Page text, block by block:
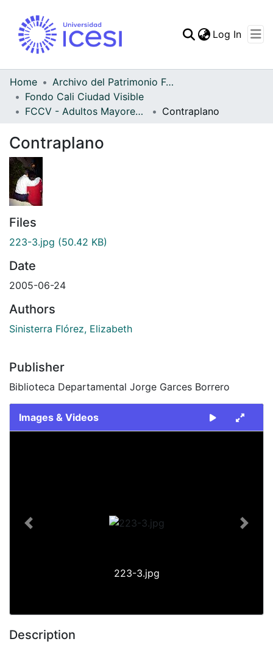
Log In
Home
Archivo del Patrimonio Fotográfico y Fílmico del Valle del Cauca
Fondo Cali Ciudad Visible
FCCV - Adultos Mayores - Patrimonial
Contraplano
Contraplano
Files
223-3.jpg (50.42 KB)
Date
2005-06-24
Authors
Sinisterra Flórez, Elizabeth
Publisher
Biblioteca Departamental Jorge Garces Borrero
Images & Videos
223-3.jpg
Previous Next
Description